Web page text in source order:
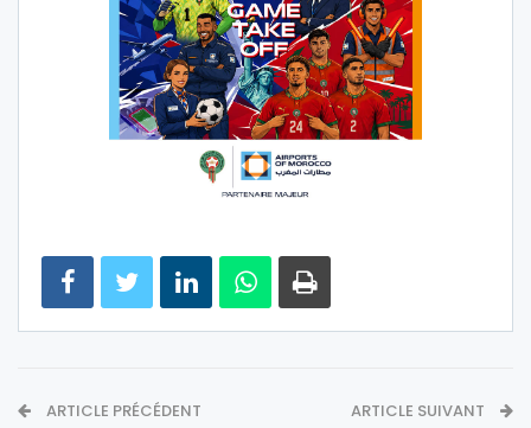
ARTICLE PRÉCÉDENT ARTICLE SUIVANT